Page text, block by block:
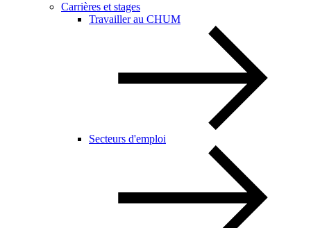
Carrières et stages
Travailler au CHUM
Secteurs d'emploi